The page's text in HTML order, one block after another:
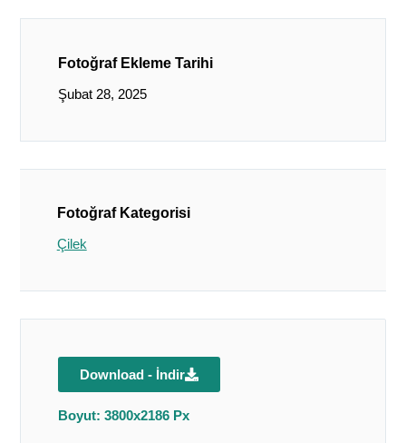
Fotoğraf Ekleme Tarihi
Şubat 28, 2025
Fotoğraf Kategorisi
Çilek
Download - İndir
Boyut: 3800x2186 Px